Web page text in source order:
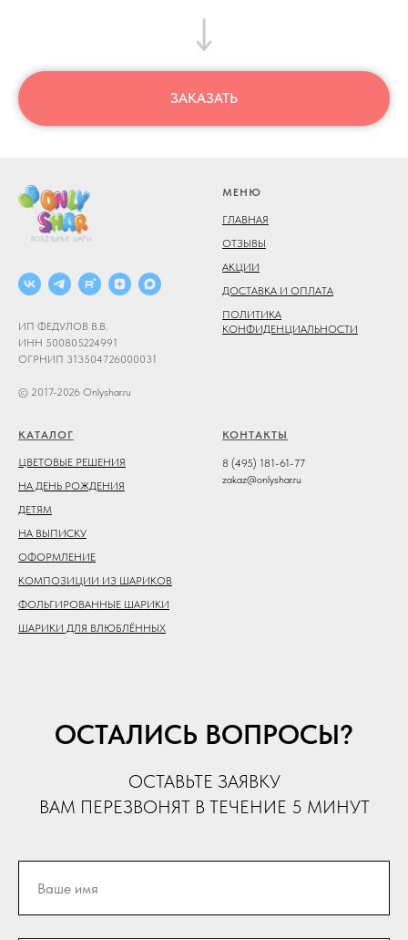
ЗАКАЗАТЬ
ИП ФЕДУЛОВ В.В.
ИНН 500805224991
ОГРНИП 313504726000031
© 2017-2026 Onlyshar.ru
МЕНЮ
ГЛАВНАЯ
ОТЗЫВЫ
АКЦИИ
ДОСТАВКА И ОПЛАТА
ПОЛИТИКА
КОНФИДЕНЦИАЛЬНОСТИ
КАТАЛОГ
ЦВЕТОВЫЕ РЕШЕНИЯ
НА ДЕНЬ РОЖДЕНИЯ
ДЕТЯМ
НА ВЫПИСКУ
ОФОРМЛЕНИЕ
КОМПОЗИЦИИ ИЗ ШАРИКОВ
ФОЛЬГИРОВАННЫЕ ШАРИКИ
ШАРИКИ ДЛЯ ВЛЮБЛЁННЫХ
КОНТАКТЫ
8 (495) 181-61-77
zakaz@onlyshar.ru
ОСТАЛИСЬ ВОПРОСЫ?
ОСТАВЬТЕ ЗАЯВКУ
ВАМ ПЕРЕЗВОНЯТ В ТЕЧЕНИЕ 5 МИНУТ